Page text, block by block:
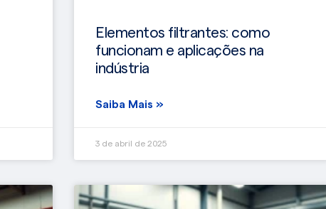
Elementos filtrantes: como
funcionam e aplicações na
indústria
Saiba Mais »
3 de abril de 2025